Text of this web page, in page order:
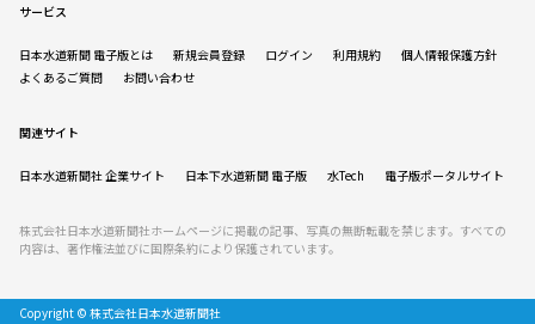
サービス
日本水道新聞 電子版とは 新規会員登録 ログイン 利用規約
個人情報保護方針
よくあるご質問
お問い合わせ
関連サイト
日本水道新聞社 企業サイト 日本下水道新聞 電子版 水Tech 電子版ポータルサイト
株式会社日本水道新聞社ホームページに掲載の記事、写真の無断転載を禁じます。すべての
内容は、著作権法並びに国際条約により保護されています。
Copyright © 株式会社日本水道新聞社